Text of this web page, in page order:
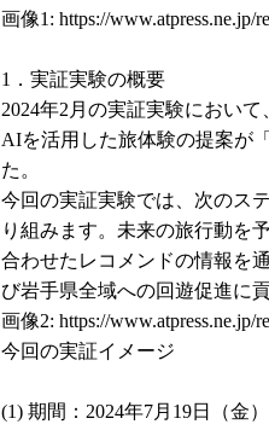
画像1: https://www.atpress.ne.jp/
1．実証実験の概要
2024年2月の実証実験におい
AIを活用した旅体験の提案が
た。
今回の実証実験では、次のス
り組みます。未来の旅行動を
合わせたレコメンドの情報を
び岩手県全域への回遊促進に
画像2: https://www.atpress.ne.jp/
今回の実証イメージ
(1) 期間：2024年7月19日（金